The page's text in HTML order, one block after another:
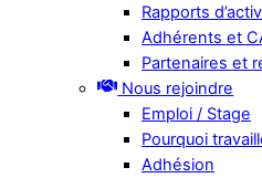
Rapports
Adhérents et
Partenaires et
Nous rejoindre
Emploi / Stage
Pourquoi
Adhésion